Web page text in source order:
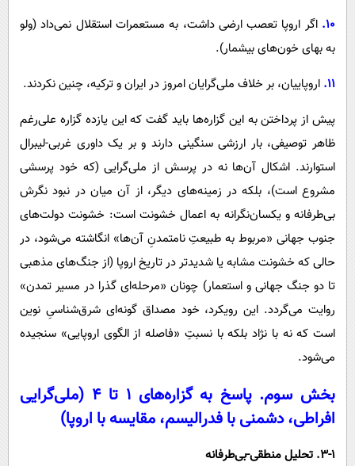
۱۰. اگر اروپا تعصب ارضی داشت، به مستعمرات استقلال نمی‌داد (ولو
به بهای خون‌های بیشمار).
۱۱. اروپاییان، بر خلاف ملی‌گرایان امروز در ایران و ترکیه، چنین نکردند.
پیش از پرداختن به این گزاره‌ها باید گفت که این یازده گزاره علی‌رغم
ظاهر توصیفی، بار ارزشی سنگینی دارند و بر یک داوری غربی-لیبرال
استوارند. اشکال آن‌ها نه در پرسش از ملی‌گرایی (که خود پرسشی
مشروع است)، بلکه در زمینه‌های دیگر، از آن میان در نبود نگرش
بی‌طرفانه و یکسان‌نگرانه به اعمال خشونت است: خشونت دولت‌های
جنوب جهانی «مربوط به طبیعتِ نامتمدنِ آن‌ها» انگاشته می‌شود، در
حالی که خشونت مشابه یا شدیدتر در تاریخ اروپا (از جنگ‌های مذهبی
تا دو جنگ جهانی و استعمار) چونان «مرحله‌ای گذرا در مسیر تمدن»
روایت می‌گردد. این رویکرد، خود مصداق گونه‌ای شرق‌شناسیِ نوین
است که نه با نژاد بلکه با نسبتِ «فاصله از الگوی اروپایی» سنجیده
می‌شود.
بخش سوم. پاسخ به گزاره‌های ۱ تا ۴ (ملی‌گرایی
افراطی، دشمنی با فدرالیسم، مقایسه با اروپا)
3-۱. تحلیل منطقی-بی‌طرفانه